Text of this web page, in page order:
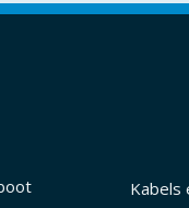
Kabels